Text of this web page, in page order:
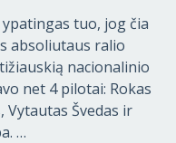
tuo, jog čia
absoliutaus ralio
nacionalinio
net 4 pilotai: Rokas
Vytautas Švedas ir
…